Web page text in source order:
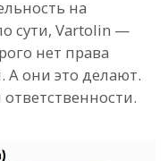
на
сути, Vartolin —
нет права
А они это делают.